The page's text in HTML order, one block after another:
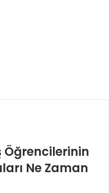
Öğrencilerinin
Ne Zaman